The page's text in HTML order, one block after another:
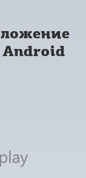
Android